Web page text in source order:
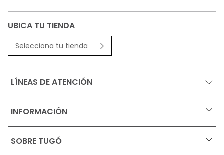
UBICA TU TIENDA
Selecciona tu tienda
LÍNEAS DE ATENCIÓN
INFORMACIÓN +
Ofertas vigentes
SOBRE TUGÓ +